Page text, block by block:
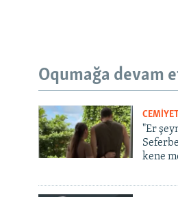
Oqumağa devam
"Er
kene